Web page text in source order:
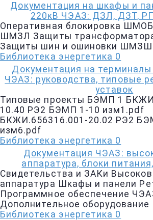
Документация на шкафы и
220кВ ЧЭАЗ: ДЗЛ, ДЗТ,
Оперативная блокировка
ШМЗЛ Защиты
Защиты шин и ошиновки ШМЗШ
Библиотека энергетика 0
Документация на
ЧЭАЗ: руководства, типовые
уставок
Типовые проекты БЭМП 1
10.40 РЭ2 БЭМП 1-10 изм1.pdf
БКЖИ.656316.001-20.02 РЭ2
изм6.pdf
Библиотека энергетика 0
Документация ЧЭАЗ:
аппаратура, блоки
Свидетельства и ЗАКи
аппаратура Шкафы и панели
Программное обеспечение
Дополнительное оборудование
Библиотека энергетика 0